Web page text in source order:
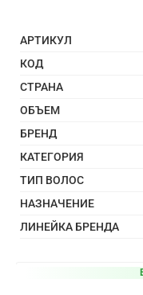
АРТИКУЛ
КОД
СТРАНА
ОБЪЕМ
БРЕНД
КАТЕГОРИЯ
ТИП ВОЛОС
НАЗНАЧЕНИЕ
ЛИНЕЙКА БРЕНДА